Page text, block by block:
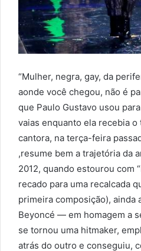
“Mulher, negra, gay, da
aonde você chegou, não é
que Paulo Gustavo usou
vaias enquanto ela recebia
cantora, na terça-feira
,resume bem a trajetória da
2012, quando estourou com
recado para uma recalcada
primeira composição), ainda
Beyoncé — em homagem a
se tornou uma hitmaker,
atrás do outro e conseguiu,